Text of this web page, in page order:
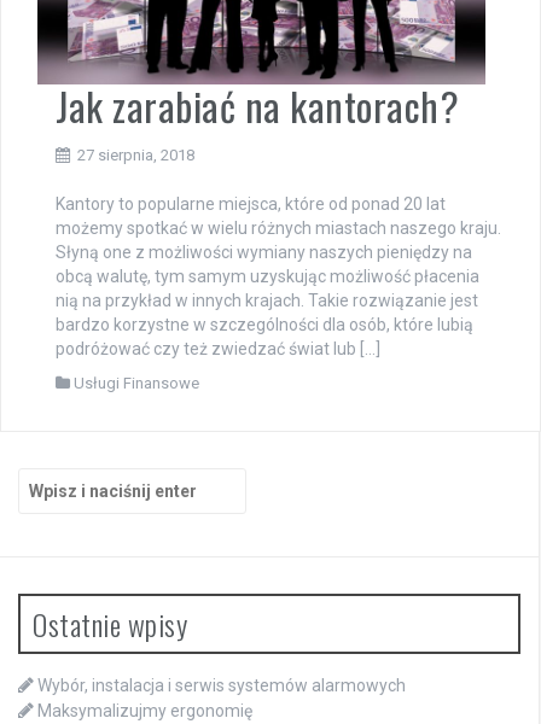
Jak zarabiać na kantorach?
27 sierpnia, 2018
Kantory to popularne miejsca, które od ponad 20 lat
możemy spotkać w wielu różnych miastach naszego kraju.
Słyną one z możliwości wymiany naszych pieniędzy na
obcą walutę, tym samym uzyskując możliwość płacenia
nią na przykład w innych krajach. Takie rozwiązanie jest
bardzo korzystne w szczególności dla osób, które lubią
podróżować czy też zwiedzać świat lub […]
Usługi Finansowe
Ostatnie wpisy
Wybór, instalacja i serwis systemów alarmowych
Maksymalizujmy ergonomię